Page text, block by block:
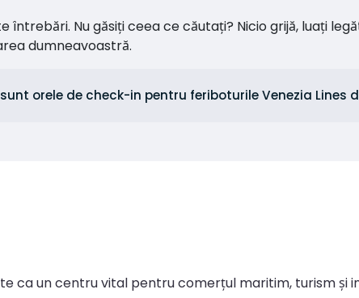
Nu găsiți ceea ce căutați? Nicio grijă, luați
dumneavoastră.
orele de check-in pentru feriboturile Venezia Lines
ca un centru vital pentru comerțul maritim, turism și